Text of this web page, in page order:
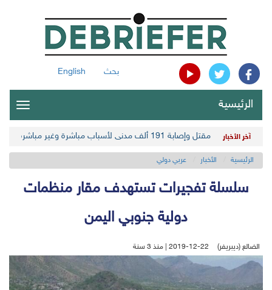
بحث English
الرئيسية
آخر الأخبار مقتل وإصابة 191 ألف مدني لأسباب مباشرة وغير مباشرة في أحدث حصيلة حوثية
الرئيسية الأخبار عربي دولي
سلسلة تفجيرات تستهدف مقار منظمات
دولية جنوبي اليمن
الضالع (ديبريفر) 2019-12-22 | منذ 3 سنة